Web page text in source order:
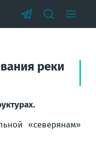
реки
«северянам»